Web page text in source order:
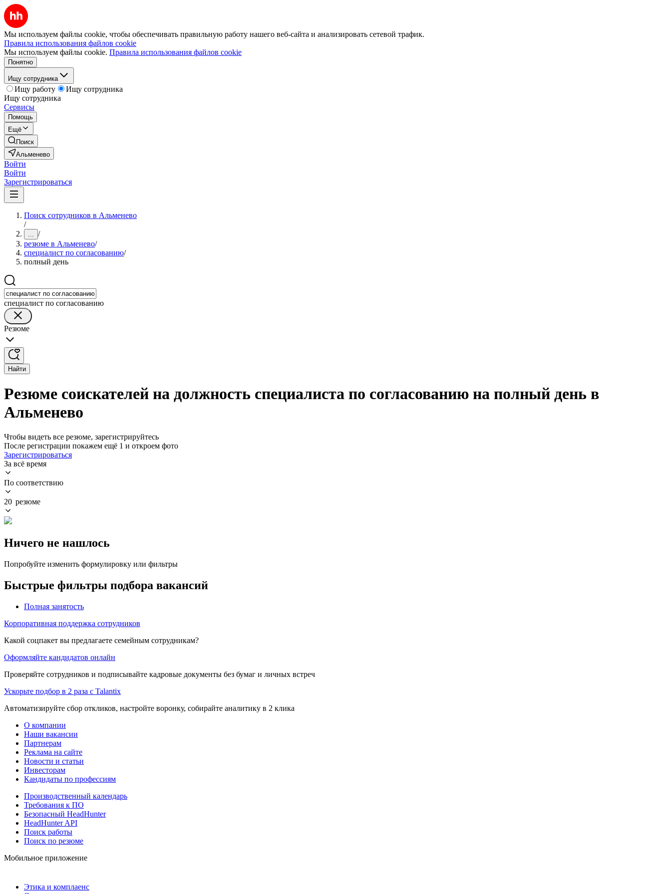
Мы используем файлы cookie, чтобы обеспечивать правильную работу нашего веб-сайта и анализировать сетевой трафик.
Правила использования файлов cookie
Мы используем файлы cookie. Правила использования файлов cookie
Понятно
Ищу сотрудника
Ищу работу
Ищу сотрудника
Ищу сотрудника
Сервисы
Помощь
Ещё
Поиск
Альменево
Войти
Войти
Зарегистрироваться
Поиск сотрудников в Альменево
/
... /
резюме в Альменево/
специалист по согласованию/
полный день
специалист по согласованию
Резюме
Найти
Резюме соискателей на должность специалиста по согласованию на полный день в
Альменево
Чтобы видеть все резюме, зарегистрируйтесь
После регистрации покажем ещё 1 и откроем фото
Зарегистрироваться
За всё время
По соответствию
20 резюме
Ничего не нашлось
Попробуйте изменить формулировку или фильтры
Быстрые фильтры подбора вакансий
Полная занятость
Корпоративная поддержка сотрудников
Какой соцпакет вы предлагаете семейным сотрудникам?
Оформляйте кандидатов онлайн
Проверяйте сотрудников и подписывайте кадровые документы без бумаг и личных встреч
Ускорьте подбор в 2 раза с Talantix
Автоматизируйте сбор откликов, настройте воронку, собирайте аналитику в 2 клика
О компании
Наши вакансии
Партнерам
Реклама на сайте
Новости и статьи
Инвесторам
Кандидаты по профессиям
Производственный календарь
Требования к ПО
Безопасный HeadHunter
HeadHunter API
Поиск работы
Поиск по резюме
Мобильное приложение
Этика и комплаенс